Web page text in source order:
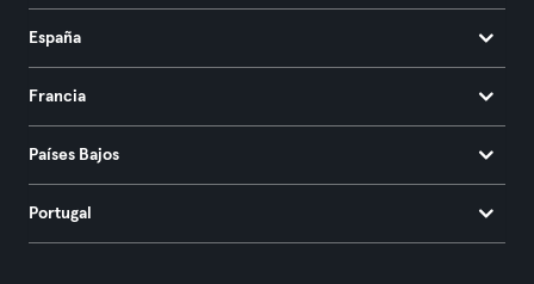
España
Francia
Países Bajos
Portugal